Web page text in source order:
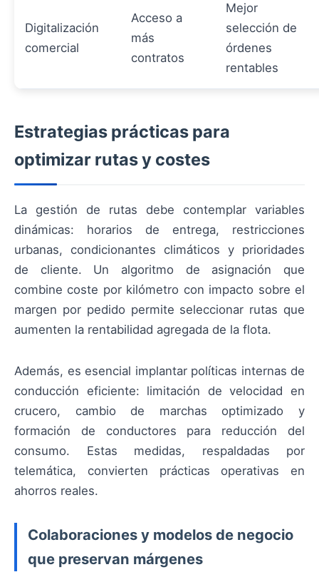
Digitalización
comercial
Acceso a
más
contratos
Mejor
selección de
órdenes
rentables
Estrategias prácticas para
optimizar rutas y costes
La gestión de rutas debe contemplar variables
dinámicas: horarios de entrega, restricciones
urbanas, condicionantes climáticos y prioridades
de cliente. Un algoritmo de asignación que
combine coste por kilómetro con impacto sobre el
margen por pedido permite seleccionar rutas que
aumenten la rentabilidad agregada de la flota.
Además, es esencial implantar políticas internas de
conducción eficiente: limitación de velocidad en
crucero, cambio de marchas optimizado y
formación de conductores para reducción del
consumo. Estas medidas, respaldadas por
telemática, convierten prácticas operativas en
ahorros reales.
Colaboraciones y modelos de negocio
que preservan márgenes